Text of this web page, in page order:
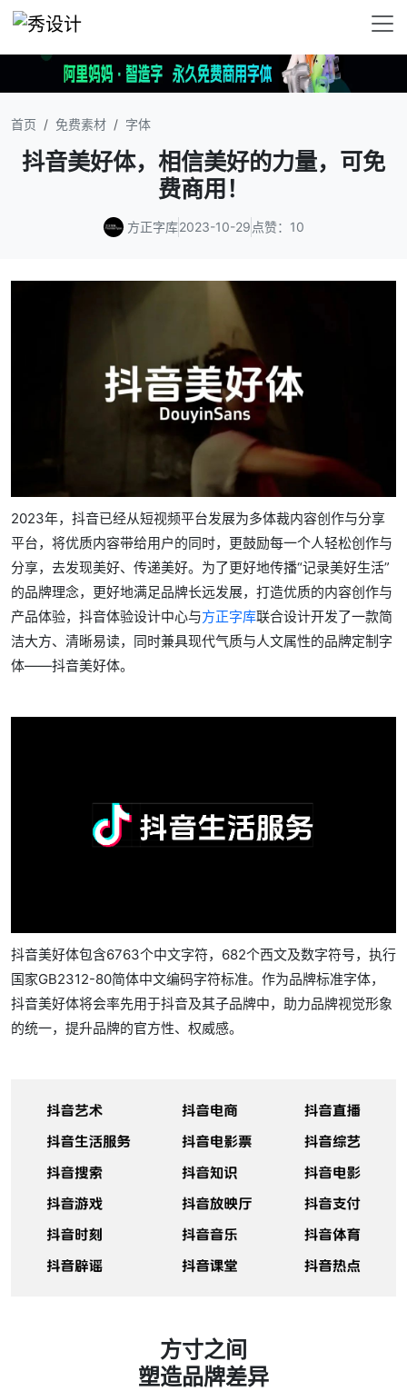
首页 免费素材 字体
抖音美好体，相信美好的力量，可免
费商用！
方正字库2023-10-29 点赞：10
2023年，抖音已经从短视频平台发展为多体裁内容创作与分享
平台，将优质内容带给用户的同时，更鼓励每一个人轻松创作与
分享，去发现美好、传递美好。为了更好地传播“记录美好生活”
的品牌理念，更好地满足品牌长远发展，打造优质的内容创作与
产品体验，抖音体验设计中心与方正字库联合设计开发了一款简
洁大方、清晰易读，同时兼具现代气质与人文属性的品牌定制字
体——抖音美好体。
抖音美好体包含6763个中文字符，682个西文及数字符号，执行
国家GB2312-80简体中文编码字符标准。作为品牌标准字体，
抖音美好体将会率先用于抖音及其子品牌中，助力品牌视觉形象
的统一，提升品牌的官方性、权威感。
方寸之间
塑造品牌差异